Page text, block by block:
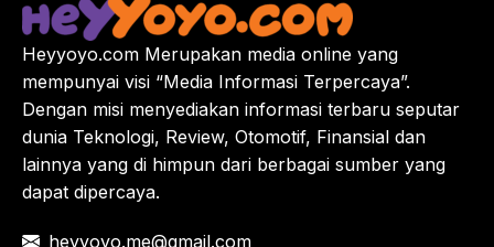
Heyyoyo.com Merupakan media online yang
mempunyai visi “Media Informasi Terpercaya”.
Dengan misi menyediakan informasi terbaru seputar
dunia Teknologi, Review, Otomotif, Finansial dan
lainnya yang di himpun dari berbagai sumber yang
dapat dipercaya.
heyyoyo.me@gmail.com